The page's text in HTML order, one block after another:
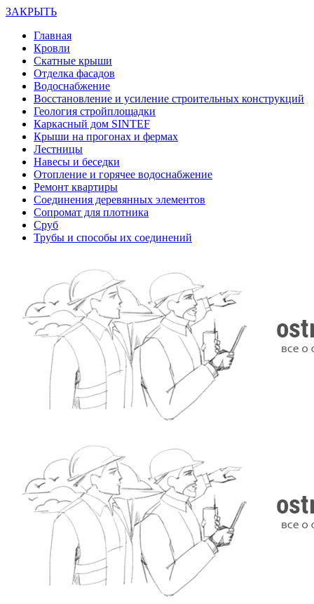
ЗАКРЫТЬ
Главная
Кровли
Скатные крыши
Отделка фасадов
Водоснабжение
Восстановление и усиление строительных конструкций
Геология стройплощадки
Каркасный дом SINTEF
Крыши на прогонах и фермах
Лестницы
Навесы и беседки
Отопление и горячее водоснабжение
Ремонт квартиры
Соединения деревянных элементов
Сопромат для плотника
Сруб
Трубы и способы их соединений